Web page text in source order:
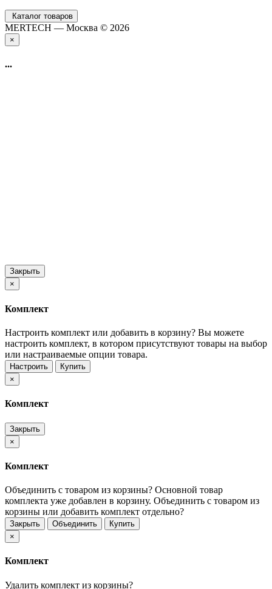
Каталог товаров
MERTECH — Москва © 2026
×
...
Закрыть
×
Комплект
Настроить комплект или добавить в корзину? Вы можете
настроить комплект, в котором присутствуют товары на выбор
или настраиваемые опции товара.
Настроить
Купить
×
Комплект
Закрыть
×
Комплект
Объединить с товаром из корзины? Основной товар
комплекта уже добавлен в корзину. Объединить с товаром из
корзины или добавить комплект отдельно?
Закрыть Объединить
Купить
×
Комплект
Удалить комплект из корзины?